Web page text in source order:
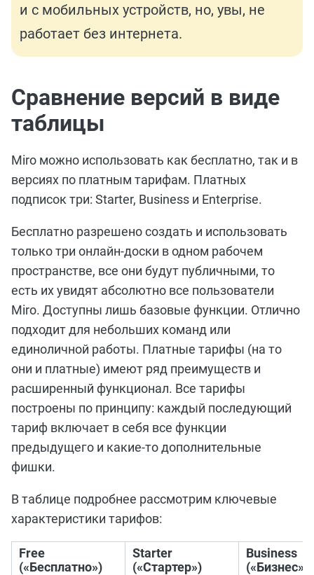
и с мобильных устройств, но, увы, не
работает без интернета.
Сравнение версий в виде
таблицы
Miro можно использовать как бесплатно, так и в
версиях по платным тарифам. Платных
подписок три: Starter, Business и Enterprise.
Бесплатно разрешено создать и использовать
только три онлайн-доски в одном рабочем
пространстве, все они будут публичными, то
есть их увидят абсолютно все пользователи
Мiro. Доступны лишь базовые функции. Отлично
подходит для небольших команд или
единоличной работы. Платные тарифы (на то
они и платные) имеют ряд преимуществ и
расширенный функционал. Все тарифы
построены по принципу: каждый последующий
тариф включает в себя все функции
предыдущего и какие-то дополнительные
фишки.
В таблице подробнее рассмотрим ключевые
характеристики тарифов:
Free
(«Бесплатно»)
Starter
(«Стартер»)
Business
(«Бизнес»)